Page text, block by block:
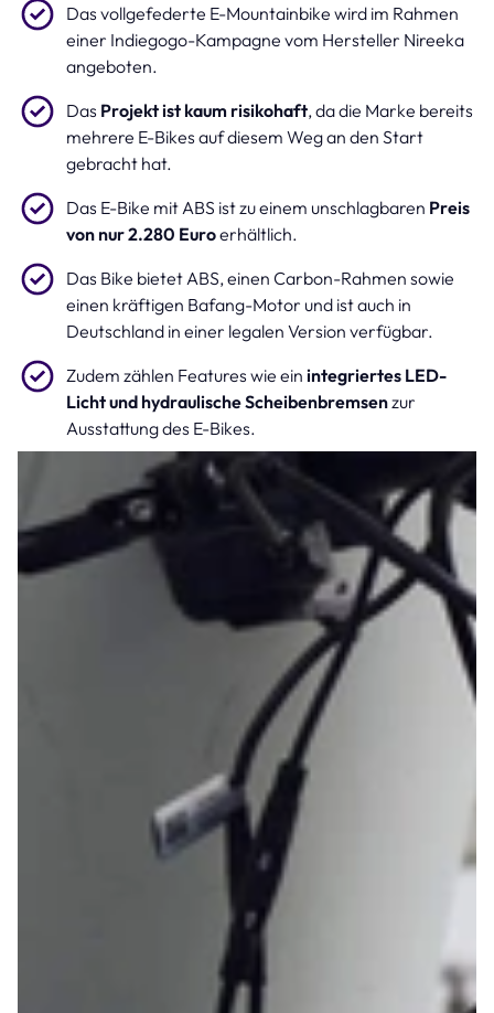
Das vollgefederte E-Mountainbike wird im Rahmen
einer Indiegogo-Kampagne vom Hersteller Nireeka
angeboten.
Das Projekt ist kaum risikohaft, da die Marke bereits
mehrere E-Bikes auf diesem Weg an den Start
gebracht hat.
Das E-Bike mit ABS ist zu einem unschlagbaren Preis
von nur 2.280 Euroerhältlich.
Das Bike bietet ABS, einen Carbon-Rahmen sowie
einen kräftigen Bafang-Motor und ist auch in
Deutschland in einer legalen Version verfügbar.
Zudem zählen Features wie ein integriertes LED-
Licht und hydraulische Scheibenbremsenzur
Ausstattung des E-Bikes.